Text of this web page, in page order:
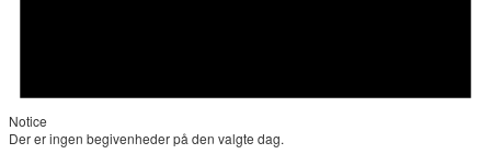
Notice
Der er ingen begivenheder på den valgte dag.